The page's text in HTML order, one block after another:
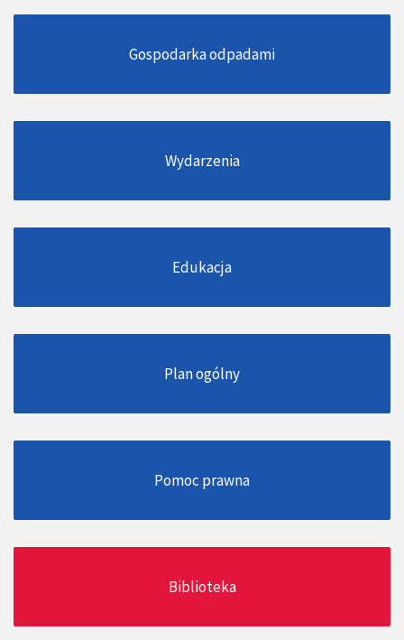
Gospodarka odpadami
Wydarzenia
Edukacja
Plan ogólny
Pomoc prawna
Biblioteka